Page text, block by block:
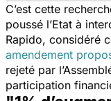
C’est cette
poussé l’Etat à
Rapido, considéré
amendement
rejeté par
participation